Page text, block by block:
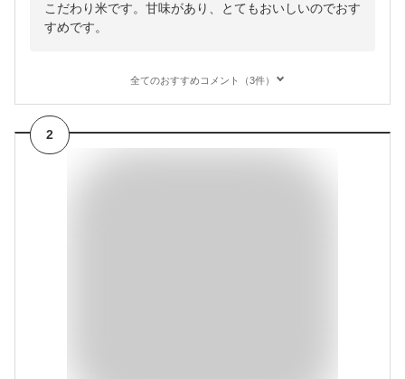
こだわり米です。甘味があり、とてもおいしいのでおす
すめです。
全てのおすすめコメント（3件）
2